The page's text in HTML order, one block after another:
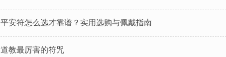
平安符怎么选才靠谱？实用选购与佩戴指南
道教最厉害的符咒